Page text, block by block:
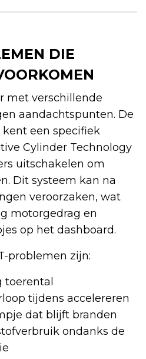
DIE
met verschillende
aandachtspunten. De
kent een specifiek
Cylinder Technology
uitschakelen om
Dit systeem kan na
veroorzaken, wat
motorgedrag en
op het dashboard.
problemen zijn:
toerental
tijdens accelereren
dat blijft branden
ondanks de